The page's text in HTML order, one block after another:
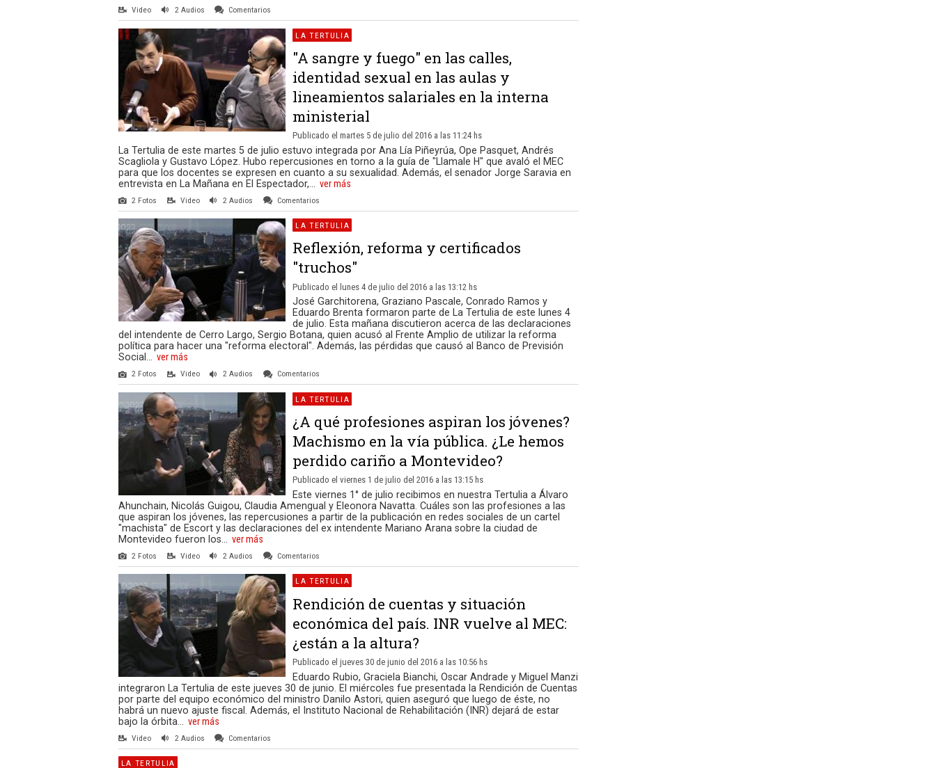
Video 2 Audios Comentarios
LA TERTULIA
"A sangre y fuego" en las calles,
identidad sexual en las aulas y
lineamientos salariales en la interna
ministerial
Publicado el martes 5 de julio del 2016 a las 11:24 hs
La Tertulia de este martes 5 de julio estuvo integrada por Ana Lía Piñeyrúa, Ope Pasquet, Andrés
Scagliola y Gustavo López. Hubo repercusiones en torno a la guía de "Llamale H" que avaló el MEC
para que los docentes se expresen en cuanto a su sexualidad. Además, el senador Jorge Saravia en
entrevista en La Mañana en El Espectador,...
ver más
2 Fotos Video 2 Audios Comentarios
LA TERTULIA
Reflexión, reforma y certificados
"truchos"
Publicado el lunes 4 de julio del 2016 a las 13:12 hs
José Garchitorena, Graziano Pascale, Conrado Ramos y
Eduardo Brenta formaron parte de La Tertulia de este lunes 4
de julio. Esta mañana discutieron acerca de las declaraciones
del intendente de Cerro Largo, Sergio Botana, quien acusó al Frente Amplio de utilizar la reforma
política para hacer una "reforma electoral". Además, las pérdidas que causó al Banco de Previsión
Social... ver más
2 Fotos Video 2 Audios Comentarios
LA TERTULIA
¿A qué profesiones aspiran los jóvenes?
Machismo en la vía pública. ¿Le hemos
perdido cariño a Montevideo?
Publicado el viernes 1 de julio del 2016 a las 13:15 hs
Este viernes 1° de julio recibimos en nuestra Tertulia a Álvaro
Ahunchain, Nicolás Guigou, Claudia Amengual y Eleonora Navatta. Cuáles son las profesiones a las
que aspiran los jóvenes, las repercusiones a partir de la publicación en redes sociales de un cartel
"machista" de Escort y las declaraciones del ex intendente Mariano Arana sobre la ciudad de
Montevideo fueron los...
ver más
2 Fotos Video 2 Audios Comentarios
LA TERTULIA
Rendición de cuentas y situación
económica del país. INR vuelve al MEC:
¿están a la altura?
Publicado el jueves 30 de junio del 2016 a las 10:56 hs
Eduardo Rubio, Graciela Bianchi, Oscar Andrade y Miguel Manzi
integraron La Tertulia de este jueves 30 de junio. El miércoles fue presentada la Rendición de Cuentas
por parte del equipo económico del ministro Danilo Astori, quien aseguró que luego de éste, no
habrá un nuevo ajuste fiscal. Además, el Instituto Nacional de Rehabilitación (INR) dejará de estar
bajo la órbita...
ver más
Video 2 Audios Comentarios
LA TERTULIA